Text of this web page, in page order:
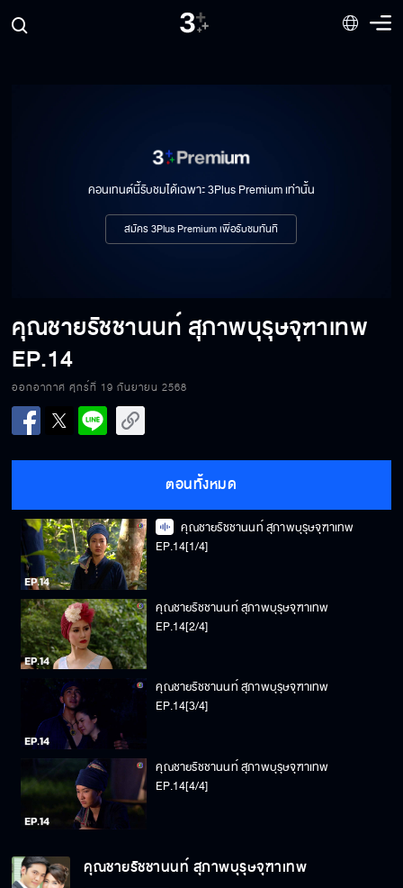
คอนเทนต์นี้รับชมได้เฉพาะ 3Plus Premium เท่านั้น
สมัคร 3Plus Premium เพื่อรับชมทันที
คุณชายรัชชานนท์ สุภาพบุรุษจุฑาเทพ
EP.14
ออกอากาศ ศุกร์ที่ 19 กันยายน 2568
ตอนทั้งหมด
คุณชายรัชชานนท์ สุภาพบุรุษจุฑาเทพ
EP.14[1/4]
คุณชายรัชชานนท์ สุภาพบุรุษจุฑาเทพ
EP.14[2/4]
คุณชายรัชชานนท์ สุภาพบุรุษจุฑาเทพ
EP.14[3/4]
คุณชายรัชชานนท์ สุภาพบุรุษจุฑาเทพ
EP.14[4/4]
คุณชายรัชชานนท์ สุภาพบุรุษจุฑาเทพ